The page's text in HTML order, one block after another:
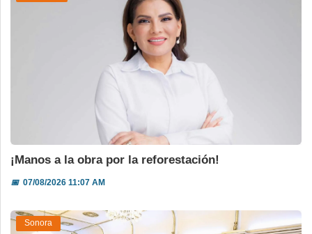
¡Manos a la obra por la reforestación!
📅07/08/2026 11:07 AM
Sonora